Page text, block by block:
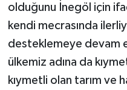
olduğunu İnegöl için
kendi mecrasında
desteklemeye devam
ülkemiz adına da
kıymetli olan tarım ve